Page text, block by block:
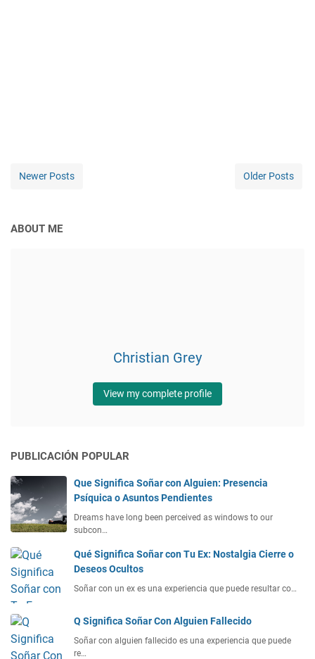
Newer Posts Older Posts
ABOUT ME
Christian Grey
View my complete profile
PUBLICACIÓN POPULAR
Que Significa Soñar con Alguien: Presencia
Psíquica o Asuntos Pendientes
Dreams have long been perceived as windows to our
subcon…
Qué Significa Soñar con Tu Ex: Nostalgia Cierre o
Deseos Ocultos
Soñar con un ex es una experiencia que puede resultar co…
Q Significa Soñar Con Alguien Fallecido
Soñar con alguien fallecido es una experiencia que puede
re…